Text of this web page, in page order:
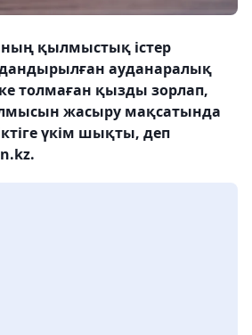
қылмыстық істер
ауданаралық
толмаған қызды зорлап,
жасыру мақсатында
үкім шықты, деп